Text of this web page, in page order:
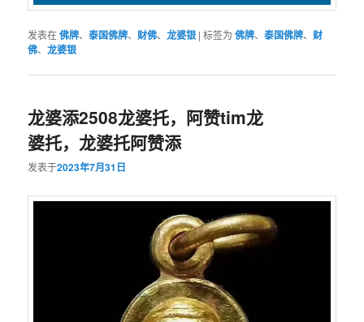
发表在佛牌、泰国佛牌、财佛、龙婆银 |标签为 佛牌、泰国佛牌、财
佛、龙婆银
龙婆添2508龙婆托，阿赞tim龙
婆托，龙婆托阿赞添
发表于2023年7月31日